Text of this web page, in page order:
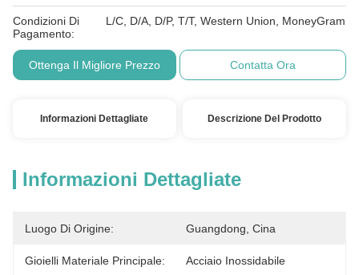
Condizioni Di
Pagamento:
L/C, D/A, D/P, T/T, Western Union, MoneyGram
Ottenga Il Migliore Prezzo Contatta Ora
Informazioni Dettagliate Descrizione Del Prodotto
Informazioni Dettagliate
Luogo Di Origine: Guangdong, Cina
Gioielli Materiale Principale: Acciaio Inossidabile